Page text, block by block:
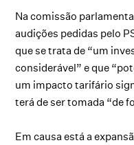
Na comissão
audições pedidas pelo
que se trata de “um
considerável” e que
um impacto tarifário
terá de ser tomada “de
Em causa está a